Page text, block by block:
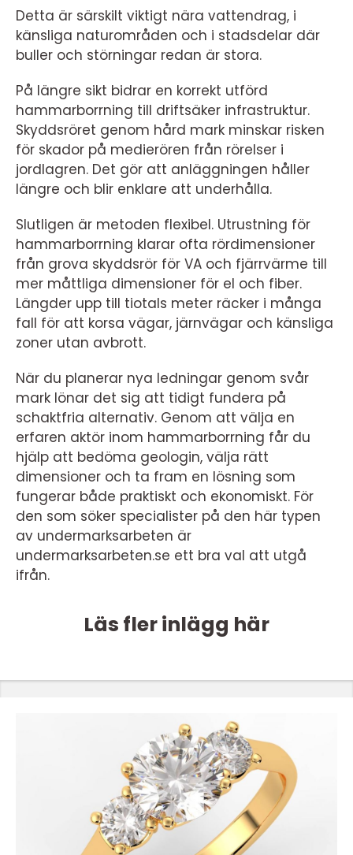
Detta är särskilt viktigt nära vattendrag, i
känsliga naturområden och i stadsdelar där
buller och störningar redan är stora.
På längre sikt bidrar en korrekt utförd
hammarborrning till driftsäker infrastruktur.
Skyddsröret genom hård mark minskar risken
för skador på medierören från rörelser i
jordlagren. Det gör att anläggningen håller
längre och blir enklare att underhålla.
Slutligen är metoden flexibel. Utrustning för
hammarborrning klarar ofta rördimensioner
från grova skyddsrör för VA och fjärrvärme till
mer måttliga dimensioner för el och fiber.
Längder upp till tiotals meter räcker i många
fall för att korsa vägar, järnvägar och känsliga
zoner utan avbrott.
När du planerar nya ledningar genom svår
mark lönar det sig att tidigt fundera på
schaktfria alternativ. Genom att välja en
erfaren aktör inom hammarborrning får du
hjälp att bedöma geologin, välja rätt
dimensioner och ta fram en lösning som
fungerar både praktiskt och ekonomiskt. För
den som söker specialister på den här typen
av undermarksarbeten är
undermarksarbeten.se ett bra val att utgå
ifrån.
Läs fler inlägg här